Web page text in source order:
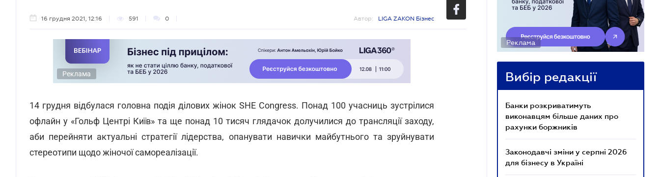
16 грудня 2021, 12:16 591 0 Автор: LIGA ZAKON Бізнес
Реклама
14 грудня відбулася головна подія ділових жінок SHE Congress. Понад 100 учасниць зустрілися
офлайн у «Гольф Центрі Київ» та ще понад 10 тисяч глядачок долучилися до трансляції заходу,
аби перейняти актуальні стратегії лідерства, опанувати навички майбутнього та зруйнувати
стереотипи щодо жіночої самореалізації.
Реклама
Вибір редакції
Банки розкриватимуть
виконавцям більше даних про
рахунки боржників
Законодавчі зміни у серпні 2026
для бізнесу в Україні